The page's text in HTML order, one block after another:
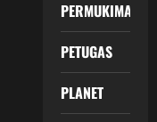
PERMUKIMAN
PETUGAS
PLANET